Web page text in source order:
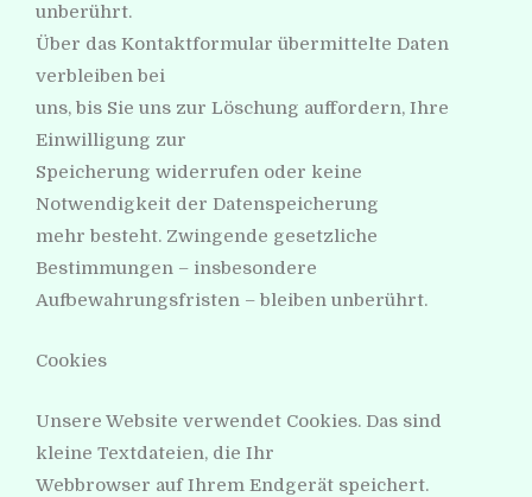
unberührt.
Über das Kontaktformular übermittelte Daten
verbleiben bei
uns, bis Sie uns zur Löschung auffordern, Ihre
Einwilligung zur
Speicherung widerrufen oder keine
Notwendigkeit der Datenspeicherung
mehr besteht. Zwingende gesetzliche
Bestimmungen – insbesondere
Aufbewahrungsfristen – bleiben unberührt.
Cookies
Unsere Website verwendet Cookies. Das sind
kleine Textdateien, die Ihr
Webbrowser auf Ihrem Endgerät speichert.